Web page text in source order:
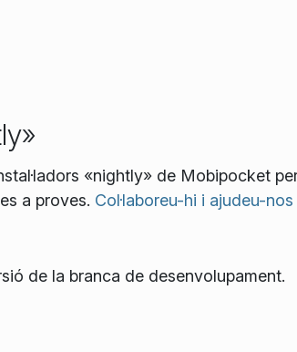
«nightly» de Mobipocket
a proves. Col·laboreu-hi i ajudeu-
de la branca de desenvolupament.